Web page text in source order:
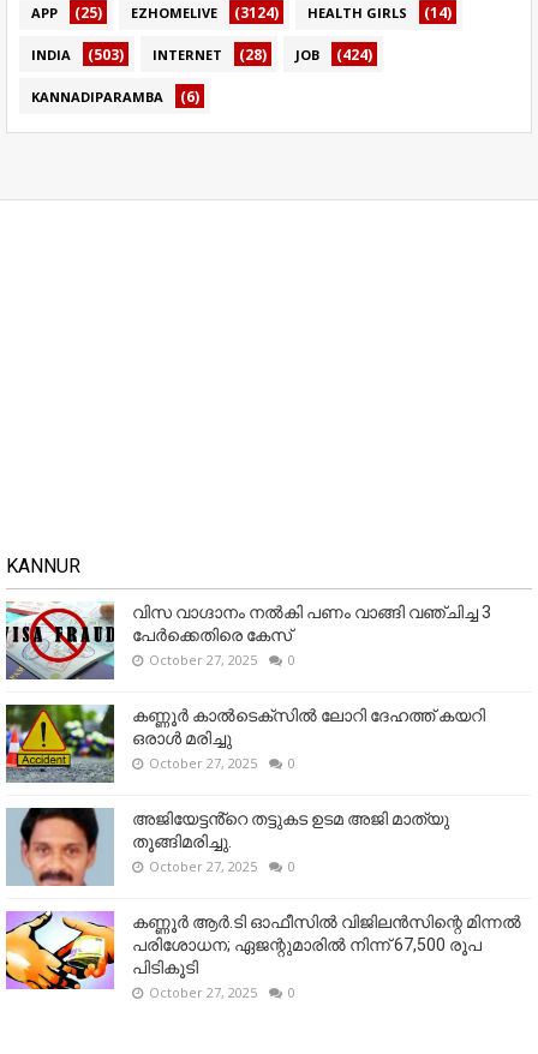
APP (25) EZHOMELIVE (3124) HEALTH GIRLS (14)
INDIA (503) INTERNET (28) JOB (424)
KANNADIPARAMBA (6)
KANNUR
വിസ വാഗ്ദാനം നൽകി പണം വാങ്ങി വഞ്ചിച്ച 3
പേർക്കെതിരെ കേസ്
October 27, 2025 0
കണ്ണൂര്‍ കാല്‍ടെക്‌സില്‍ ലോറി ദേഹത്ത് കയറി
ഒരാള്‍ മരിച്ചു
October 27, 2025 0
അജിയേട്ടൻ്റെ തട്ടുകട ഉടമ അജി മാത്യു
തൂങ്ങിമരിച്ചു.
October 27, 2025 0
കണ്ണൂര്‍ ആര്‍.ടി ഓഫീസില്‍ വിജിലൻസിന്റെ മിന്നല്‍
പരിശോധന; ഏജന്റുമാരില്‍ നിന്ന് 67,500 രൂപ
പിടികൂടി
October 27, 2025 0